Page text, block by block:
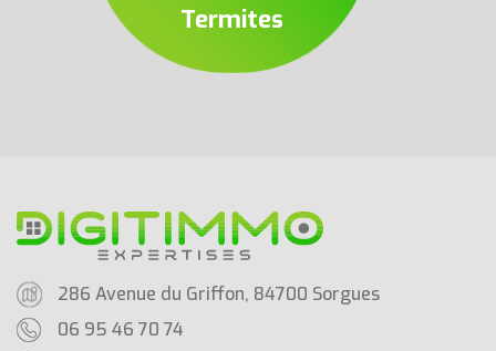
Termites
286 Avenue du Griffon, 84700 Sorgues
06 95 46 70 74